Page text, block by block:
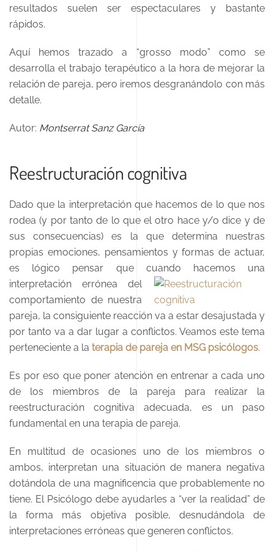
resultados suelen ser espectaculares y bastante
rápidos.
Aquí hemos trazado a “grosso modo” como se
desarrolla el trabajo terapéutico a la hora de mejorar la
relación de pareja, pero iremos desgranándolo con más
detalle.
Autor: Montserrat Sanz García
Reestructuración cognitiva
Dado que la interpretación que hacemos de lo que nos
rodea (y por tanto de lo que el otro hace y/o dice y de
sus consecuencias) es la que determina nuestras
propias emociones, pensamientos y formas de actuar,
es lógico pensar que cuando hacemos una
interpretación errónea del
comportamiento de nuestra
pareja, la consiguiente reacción va a estar desajustada y
por tanto va a dar lugar a conflictos. Veamos este tema
perteneciente a la terapia de pareja en MSG psicólogos.
Es por eso que poner atención en entrenar a cada uno
de los miembros de la pareja para realizar la
reestructuración cognitiva adecuada, es un paso
fundamental en una terapia de pareja.
En multitud de ocasiones uno de los miembros o
ambos, interpretan una situación de manera negativa
dotándola de una magnificencia que probablemente no
tiene. El Psicólogo debe ayudarles a “ver la realidad” de
la forma más objetiva posible, desnudándola de
interpretaciones erróneas que generen conflictos.